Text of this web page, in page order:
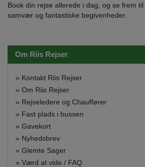
Book din rejse allerede i dag, og se frem
samvær og fantastiske begivenheder.
Om Riis Rejser
» Kontakt Riis Rejser
» Om Riis Rejser
» Rejseledere og Chauffører
» Fast plads i bussen
» Gavekort
» Nyhedsbrev
» Glemte Sager
» Værd at vide / FAQ